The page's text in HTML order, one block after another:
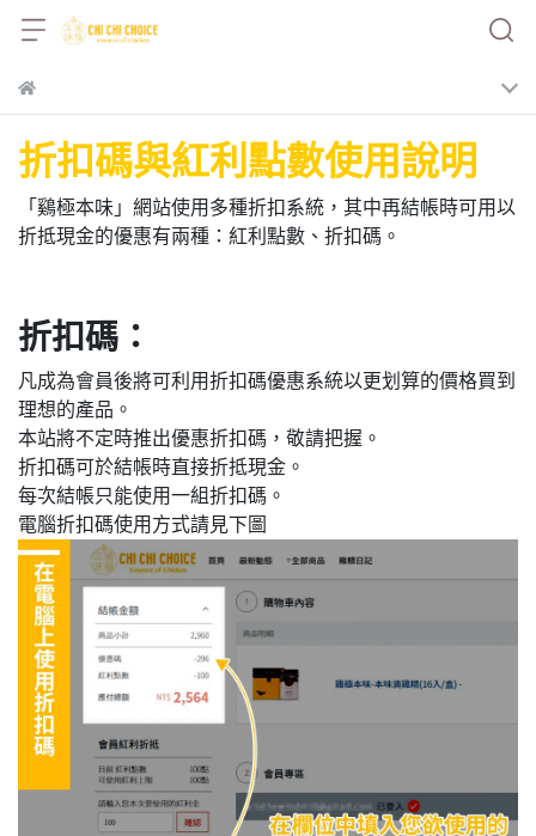
折扣碼與紅利點數使用說明
「鷄極本味」網站使用多種折扣系統，其中再結帳時可用以
折抵現金的優惠有兩種：紅利點數、折扣碼。
折扣碼：
凡成為會員後將可利用折扣碼優惠系統以更划算的價格買到
理想的產品。
本站將不定時推出優惠折扣碼，敬請把握。
折扣碼可於結帳時直接折抵現金。
每次結帳只能使用一組折扣碼。
電腦折扣碼使用方式請見下圖